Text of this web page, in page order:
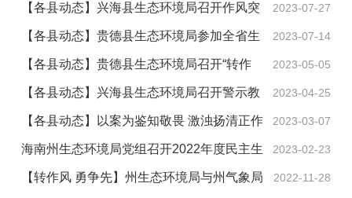
2023-07-27
【各县动态】兴海县生态环境局召开作风突
出问题专项整治动员部署会 2023-07-14
【各县动态】贵德县生态环境局参加全省生
态环境系统作风突出问题专项整治动员部署工作视频会
议
2023-05-05
【各县动态】贵德县生态环境局召开“转作
风、强本领、重实干、勇担当”专项行动部署会2023-04-25
【各县动态】兴海县生态环境局召开警示教
育大会暨“转作风、强本领、重实干、勇担当”专项行动部
署会议
2023-03-07
【各县动态】以案为鉴知敬畏 激浊扬清正作
风--贵德县生态环境局组织观看《问“剑”破局》警示教育
片
2023-02-23
海南州生态环境局党组召开2022年度民主生
活会 2022-11-28
【转作风 勇争先】州生态环境局与州气象局